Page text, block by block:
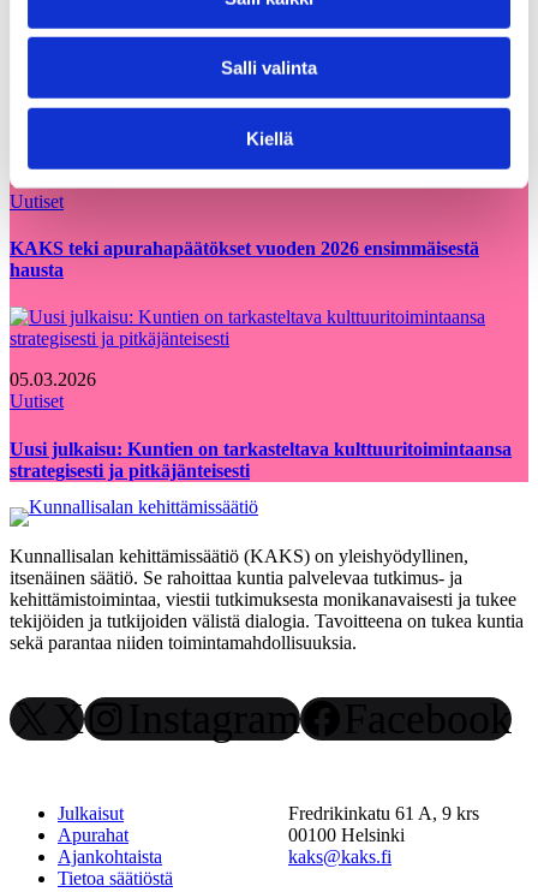
Salli valinta
Kiellä
Uutiset
Etsimme Kunnallisalan kehittämissäätiölle
uutta talouspäällikköä
12.06.2026
Uutiset
KAKS teki apurahapäätökset vuoden 2026 ensimmäisestä
hausta
05.03.2026
Uutiset
Uusi julkaisu: Kuntien on tarkasteltava kulttuuritoimintaansa
strategisesti ja pitkäjänteisesti
Kunnallisalan kehittämissäätiö (KAKS) on yleishyödyllinen,
itsenäinen säätiö. Se rahoittaa kuntia palvelevaa tutkimus- ja
kehittämistoimintaa, viestii tutkimuksesta monikanavaisesti ja tukee
tekijöiden ja tutkijoiden välistä dialogia. Tavoitteena on tukea kuntia
sekä parantaa niiden toimintamahdollisuuksia.
X Instagram Facebook
Julkaisut
Apurahat
Ajankohtaista
Tietoa säätiöstä
Fredrikinkatu 61 A, 9 krs
00100 Helsinki
kaks@kaks.fi